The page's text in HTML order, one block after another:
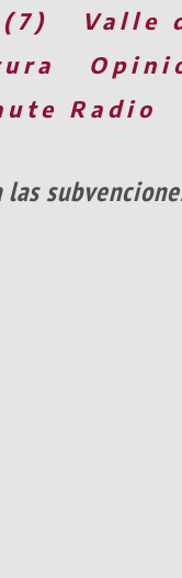
Valle
Radio
las